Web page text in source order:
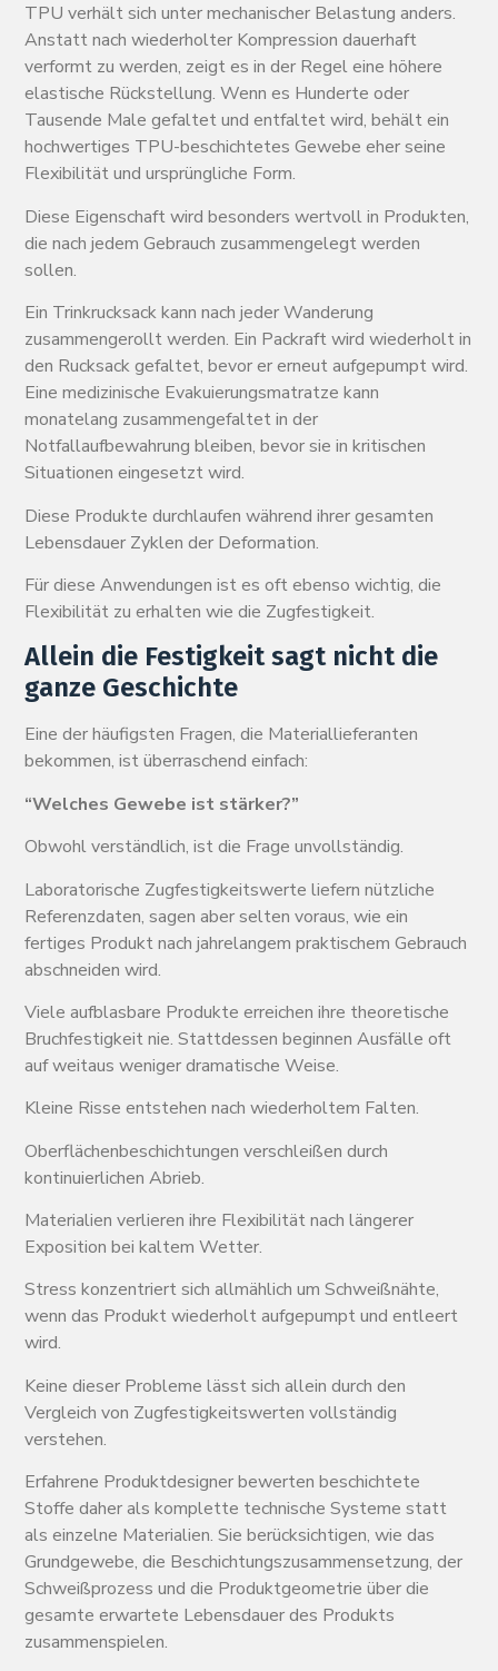
TPU verhält sich unter mechanischer Belastung anders.
Anstatt nach wiederholter Kompression dauerhaft
verformt zu werden, zeigt es in der Regel eine höhere
elastische Rückstellung. Wenn es Hunderte oder
Tausende Male gefaltet und entfaltet wird, behält ein
hochwertiges TPU-beschichtetes Gewebe eher seine
Flexibilität und ursprüngliche Form.
Diese Eigenschaft wird besonders wertvoll in Produkten,
die nach jedem Gebrauch zusammengelegt werden
sollen.
Ein Trinkrucksack kann nach jeder Wanderung
zusammengerollt werden. Ein Packraft wird wiederholt in
den Rucksack gefaltet, bevor er erneut aufgepumpt wird.
Eine medizinische Evakuierungsmatratze kann
monatelang zusammengefaltet in der
Notfallaufbewahrung bleiben, bevor sie in kritischen
Situationen eingesetzt wird.
Diese Produkte durchlaufen während ihrer gesamten
Lebensdauer Zyklen der Deformation.
Für diese Anwendungen ist es oft ebenso wichtig, die
Flexibilität zu erhalten wie die Zugfestigkeit.
Allein die Festigkeit sagt nicht die
ganze Geschichte
Eine der häufigsten Fragen, die Materiallieferanten
bekommen, ist überraschend einfach:
“Welches Gewebe ist stärker?”
Obwohl verständlich, ist die Frage unvollständig.
Laboratorische Zugfestigkeitswerte liefern nützliche
Referenzdaten, sagen aber selten voraus, wie ein
fertiges Produkt nach jahrelangem praktischem Gebrauch
abschneiden wird.
Viele aufblasbare Produkte erreichen ihre theoretische
Bruchfestigkeit nie. Stattdessen beginnen Ausfälle oft
auf weitaus weniger dramatische Weise.
Kleine Risse entstehen nach wiederholtem Falten.
Oberflächenbeschichtungen verschleißen durch
kontinuierlichen Abrieb.
Materialien verlieren ihre Flexibilität nach längerer
Exposition bei kaltem Wetter.
Stress konzentriert sich allmählich um Schweißnähte,
wenn das Produkt wiederholt aufgepumpt und entleert
wird.
Keine dieser Probleme lässt sich allein durch den
Vergleich von Zugfestigkeitswerten vollständig
verstehen.
Erfahrene Produktdesigner bewerten beschichtete
Stoffe daher als komplette technische Systeme statt
als einzelne Materialien. Sie berücksichtigen, wie das
Grundgewebe, die Beschichtungszusammensetzung, der
Schweißprozess und die Produktgeometrie über die
gesamte erwartete Lebensdauer des Produkts
zusammenspielen.